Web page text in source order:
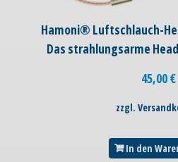
Hamoni® Luftschlauch-
Das strahlungsarme
45,00€
zzgl.
In den